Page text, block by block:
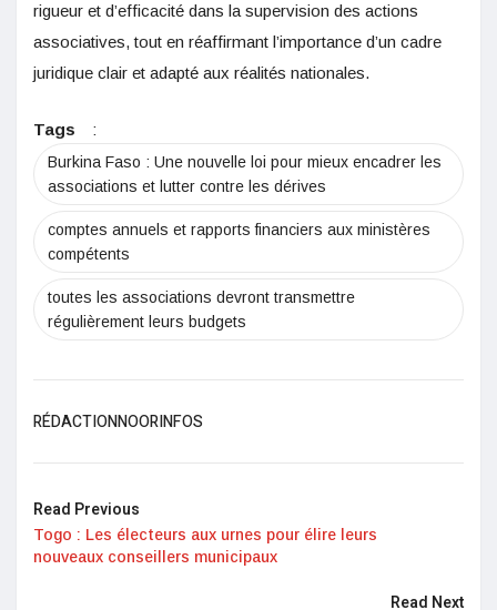
rigueur et d’efficacité dans la supervision des actions
associatives, tout en réaffirmant l’importance d’un cadre
juridique clair et adapté aux réalités nationales.
Tags :
Burkina Faso : Une nouvelle loi pour mieux encadrer les
associations et lutter contre les dérives
comptes annuels et rapports financiers aux ministères
compétents
toutes les associations devront transmettre
régulièrement leurs budgets
RÉDACTIONNOORINFOS
Read Previous
Togo : Les électeurs aux urnes pour élire leurs
nouveaux conseillers municipaux
Read Next